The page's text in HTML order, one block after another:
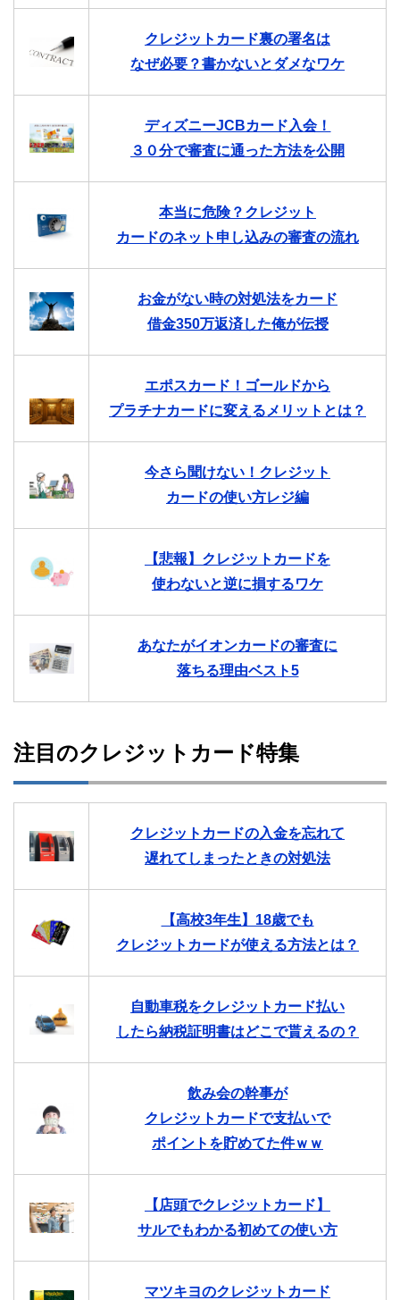
クレジットカード裏の署名は
なぜ必要？書かないとダメなワケ
ディズニーJCBカード入会！
３０分で審査に通った方法を公開
本当に危険？クレジット
カードのネット申し込みの審査の流れ
お金がない時の対処法をカード
借金350万返済した俺が伝授
エポスカード！ゴールドから
プラチナカードに変えるメリットとは？
今さら聞けない！クレジット
カードの使い方レジ編
【悲報】クレジットカードを
使わないと逆に損するワケ
あなたがイオンカードの審査に
落ちる理由ベスト5
注目のクレジットカード特集
クレジットカードの入金を忘れて
遅れてしまったときの対処法
【高校3年生】18歳でも
クレジットカードが使える方法とは？
自動車税をクレジットカード払い
したら納税証明書はどこで貰えるの？
飲み会の幹事が
クレジットカードで支払いで
ポイントを貯めてた件ｗｗ
【店頭でクレジットカード】
サルでもわかる初めての使い方
マツキヨのクレジットカード